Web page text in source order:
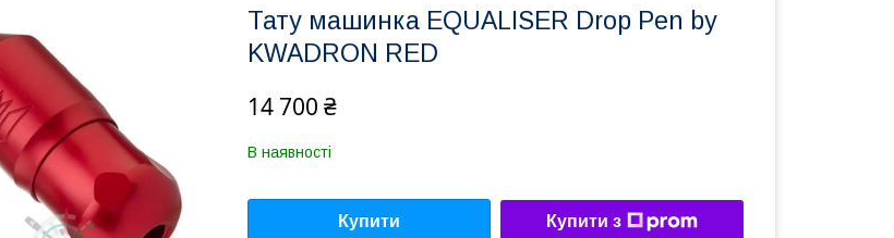
Тату машинка EQUALISER Drop Pen by
KWADRON RED
14 700 ₴
В наявності
Купити Купити з